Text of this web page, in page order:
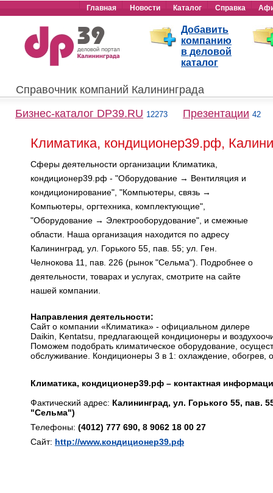
Главная Новости Каталог Справка
Добавить
компанию
в деловой
каталог
Справочник компаний Калининграда
Бизнес-каталог DP39.RU 12273 Презентации 42
Климатика, кондиционер39.рф,
Сферы деятельности организации Климатика,
кондиционер39.рф - "Оборудование → Вентиляция и
кондиционирование", "Компьютеры, связь →
Компьютеры, оргтехника, комплектующие",
"Оборудование → Электрооборудование", и смежные
области. Наша организация находится по адресу
Калининград, ул. Горького 55, пав. 55; ул. Ген.
Челнокова 11, пав. 226 (рынок "Сельма"). Подробнее о
деятельности, товарах и услугах, смотрите на сайте
нашей компании.
Направления деятельности:
Сайт о компании «Климатика» - официальном дилере
Daikin, Kentatsu, предлагающей кондиционеры и
Поможем подобрать климатическое оборудование,
обслуживание. Кондиционеры 3 в 1: охлаждение, обогрев,
Климатика, кондиционер39.рф – контактная
Фактический адрес: Калининград, ул. Горького 55, пав.
"Сельма")
Телефоны: (4012) 777 690, 8 9062 18 00 27
Сайт: http://www.кондиционер39.рф